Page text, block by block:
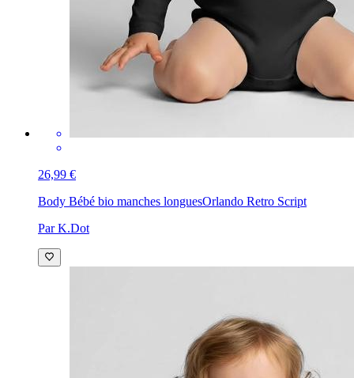
26,99 €
Body Bébé bio manches longuesOrlando Retro Script
Par K.Dot